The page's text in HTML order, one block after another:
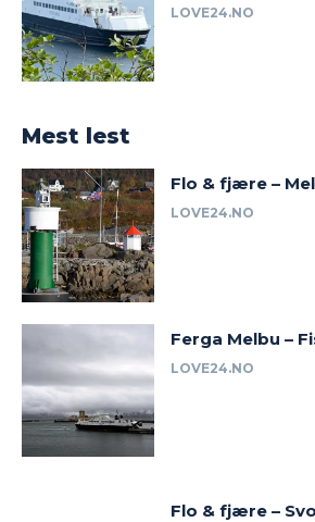
LOVE24.NO
Mest lest
Flo & fjære –
LOVE24.NO
Ferga Melbu –
LOVE24.NO
Flo & fjære –